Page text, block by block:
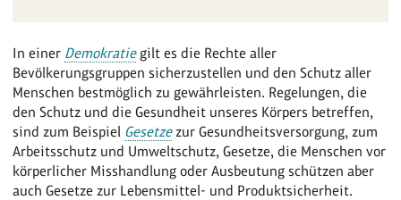
In einer Demokratiegilt es die Rechte aller
Bevölkerungsgruppen sicherzustellen und den Schutz aller
Menschen bestmöglich zu gewährleisten. Regelungen, die
den Schutz und die Gesundheit unseres Körpers betreffen,
sind zum Beispiel Gesetzezur Gesundheitsversorgung, zum
Arbeitsschutz und Umweltschutz, Gesetze, die Menschen vor
körperlicher Misshandlung oder Ausbeutung schützen aber
auch Gesetze zur Lebensmittel- und Produktsicherheit.